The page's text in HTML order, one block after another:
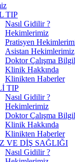
TIP
Nasıl Gidilir ?
Hekimlerimiz
Pratisyen
Asistan Hekimlerimiz
Doktor Çalışma
Klinik Hakkında
Klinikten Haberler
TIP
Nasıl Gidilir ?
Hekimlerimiz
Doktor Çalışma
Klinik Hakkında
Klinikten Haberler
VE DİŞ SAĞLIĞI
Nasıl Gidilir ?